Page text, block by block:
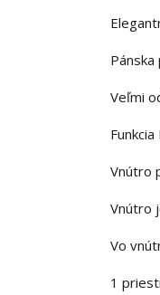
Veľmi
Vnútro
Vnútro
Vo
1